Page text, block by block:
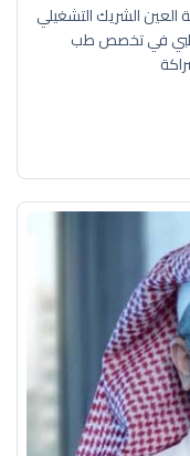
العين الشريك التشغيلي
في تخصص طب